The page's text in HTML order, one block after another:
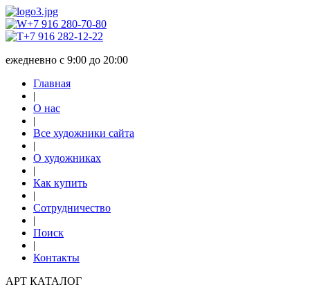
+7 916 280-70-80
+7 916 282-12-22
ежедневно с 9:00 до 20:00
Главная
|
О нас
|
Все художники сайта
|
О художниках
|
Как купить
|
Сотрудничество
|
Поиск
|
Контакты
АРТ КАТАЛОГ